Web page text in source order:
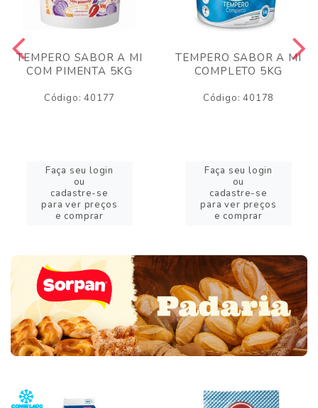
TEMPERO SABOR A MI
COM PIMENTA 5KG
Código: 40177
Faça seu login
ou
cadastre-se
para ver preços
e comprar
TEMPERO SABOR A MI
COMPLETO 5KG
Código: 40178
Faça seu login
ou
cadastre-se
para ver preços
e comprar